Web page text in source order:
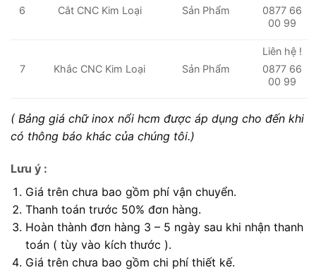
6 Cắt CNC Kim Loại Sản Phẩm
0877 66
00 99
7 Khắc CNC Kim Loại Sản Phẩm
Liên hệ !
0877 66
00 99
( Bảng giá chữ inox nổi hcm được áp dụng cho đến khi
có thông báo khác của chúng tôi.)
Lưu ý :
Giá trên chưa bao gồm phí vận chuyển.
Thanh toán trước 50% đơn hàng.
Hoàn thành đơn hàng 3 – 5 ngày sau khi nhận thanh
toán ( tùy vào kích thước ).
Giá trên chưa bao gồm chi phí thiết kế.